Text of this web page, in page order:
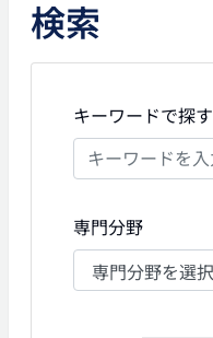
検索
キーワードで探す
専門分野